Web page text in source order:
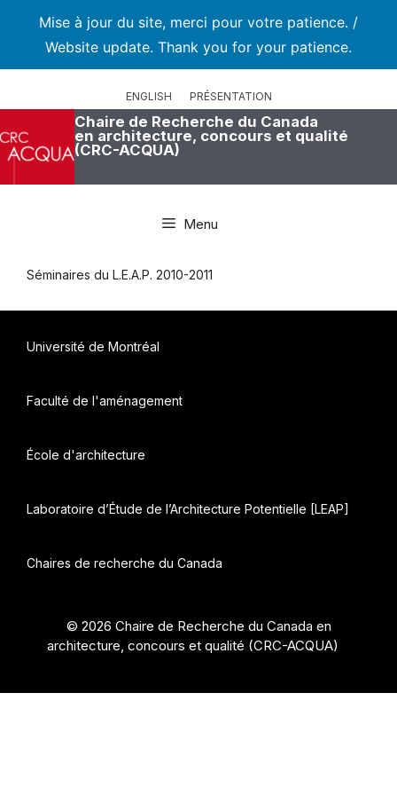
Mise à jour du site, merci pour votre patience. /
Website update. Thank you for your patience.
ENGLISH PRÉSENTATION
Chaire de Recherche du Canada
en architecture, concours et qualité
(CRC-ACQUA)
Menu
Séminaires du L.E.A.P. 2010-2011
Université de Montréal
Faculté de l'aménagement
École d'architecture
Laboratoire d’Étude de l’Architecture Potentielle [LEAP]
Chaires de recherche du Canada
© 2026 Chaire de Recherche du Canada en
architecture, concours et qualité (CRC-ACQUA)